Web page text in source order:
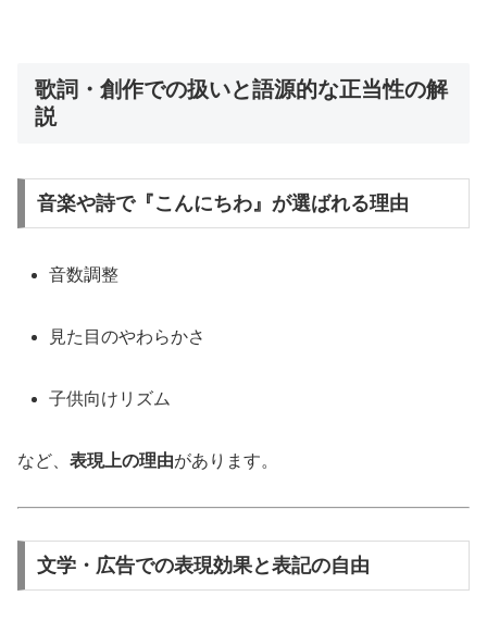
歌詞・創作での扱いと語源的な正当性の解
説
音楽や詩で『こんにちわ』が選ばれる理由
音数調整
見た目のやわらかさ
子供向けリズム
など、 表現上の理由があります。
文学・広告での表現効果と表記の自由